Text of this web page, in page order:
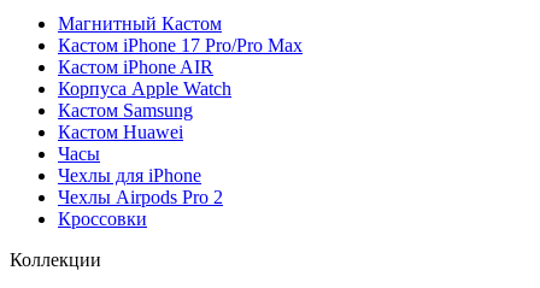
Магнитный Кастом
Кастом iPhone 17 Pro/Pro Max
Кастом iPhone AIR
Корпуса Apple Watch
Кастом Samsung
Кастом Huawei
Часы
Чехлы для iPhone
Чехлы Airpods Pro 2
Кроссовки
Коллекции